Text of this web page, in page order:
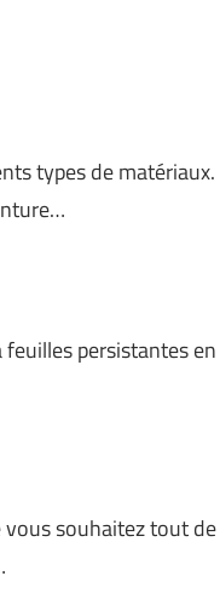
types de
persistantes
souhaitez tout